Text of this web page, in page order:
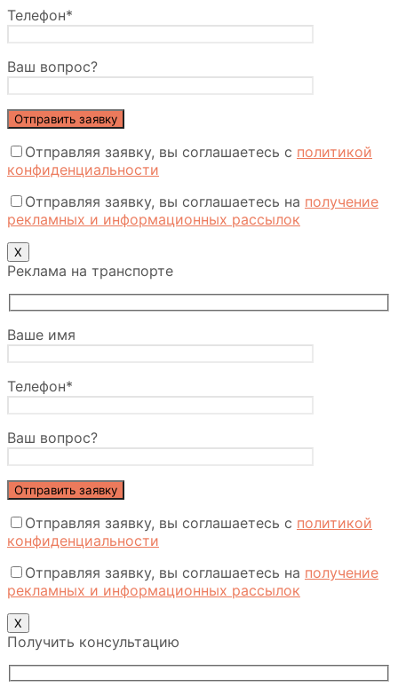
Телефон*
Ваш вопрос?
Отправляя заявку, вы соглашаетесь с политикой
конфиденциальности
Отправляя заявку, вы соглашаетесь на получение
рекламных и информационных рассылок
Х
Реклама на транспорте
Ваше имя
Телефон*
Ваш вопрос?
Отправляя заявку, вы соглашаетесь с политикой
конфиденциальности
Отправляя заявку, вы соглашаетесь на получение
рекламных и информационных рассылок
Х
Получить консультацию